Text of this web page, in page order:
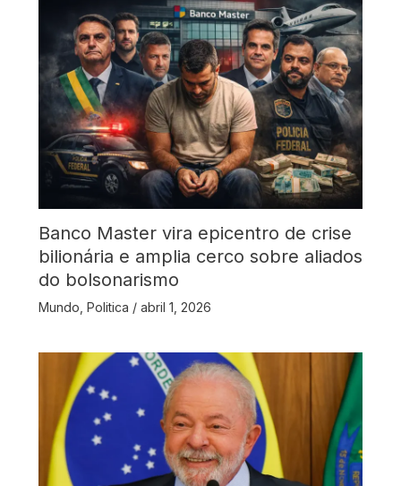
Banco Master vira epicentro de crise
bilionária e amplia cerco sobre aliados
do bolsonarismo
Mundo Politica / abril 1, 2026